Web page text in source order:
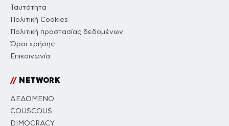
Ταυτότητα
Πολιτική Cookies
Πολιτική προστασίας δεδομένων
Όροι χρήσης
Επικοινωνία
//NETWORK
ΔΕΔΟΜΕΝΟ
COUSCOUS
DIMOCRACY